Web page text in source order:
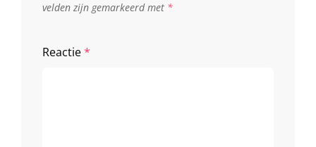
velden zijn gemarkeerd met *
Reactie*